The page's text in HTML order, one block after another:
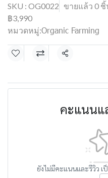
SKU : OG0022 ขายแล้ว 0
฿3,990
หมวดหมู่:Organic Farming
แชร์
คะแนนแ
ยังไม่มีคะแนนและรีวิว